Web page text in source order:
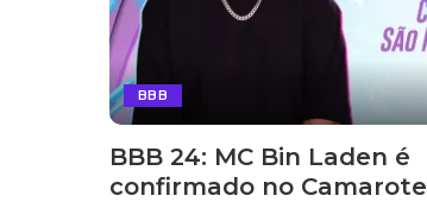
BBB
BBB 24: MC Bin Laden é
confirmado no Camarote